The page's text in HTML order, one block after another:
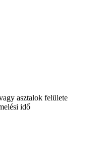
asztalok felülete
idő